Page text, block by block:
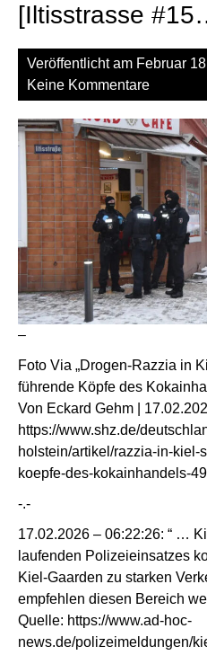
[Iltisstrasse
Veröffentlicht am Februar
Keine Kommentare
–
Foto Via „Drogen-Razzia in
führende Köpfe des
Von Eckard Gehm |
https://www.shz.de/
holstein/artikel/razzia-in-kiel-
koepfe-des-kokainhandels-
-.-
17.02.2026 – 06:22:26: “ …
laufenden Polizeieinsatzes
Kiel-Gaarden zu starken
empfehlen diesen Bereich
Quelle: https://www.ad-hoc-
news.de/polizeimeldungen/